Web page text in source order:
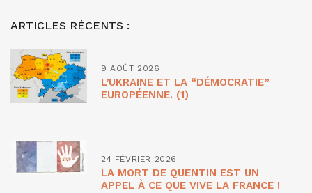
ARTICLES RÉCENTS :
9 AOÛT 2026
L’UKRAINE ET LA “DÉMOCRATIE”
EUROPÉENNE. (1)
24 FÉVRIER 2026
LA MORT DE QUENTIN EST UN
APPEL À CE QUE VIVE LA FRANCE !